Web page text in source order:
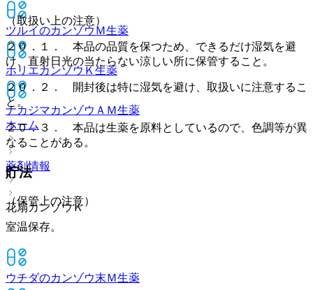
ツルイのカンゾウＭ生薬
ホリエカンゾウＫ生薬
ナカジマカンゾウＡＭ生薬
ホーム
薬剤情報
花扇カンゾウＫ
（取扱い上の注意）
２０．１． 本品の品質を保つため、できるだけ湿気を避
け、直射日光の当たらない涼しい所に保管すること。
２０．２． 開封後は特に湿気を避け、取扱いに注意するこ
と。
２０．３． 本品は生薬を原料としているので、色調等が異
なることがある。
貯法
（保管上の注意）
室温保存。
ウチダのカンゾウ末Ｍ生薬